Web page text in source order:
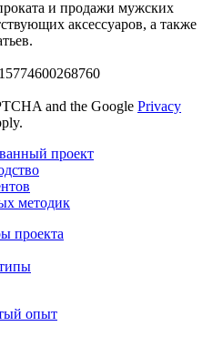
и продажи мужских
аксессуаров, а также
and the Google Privacy
проект
методик
проекта
опыт